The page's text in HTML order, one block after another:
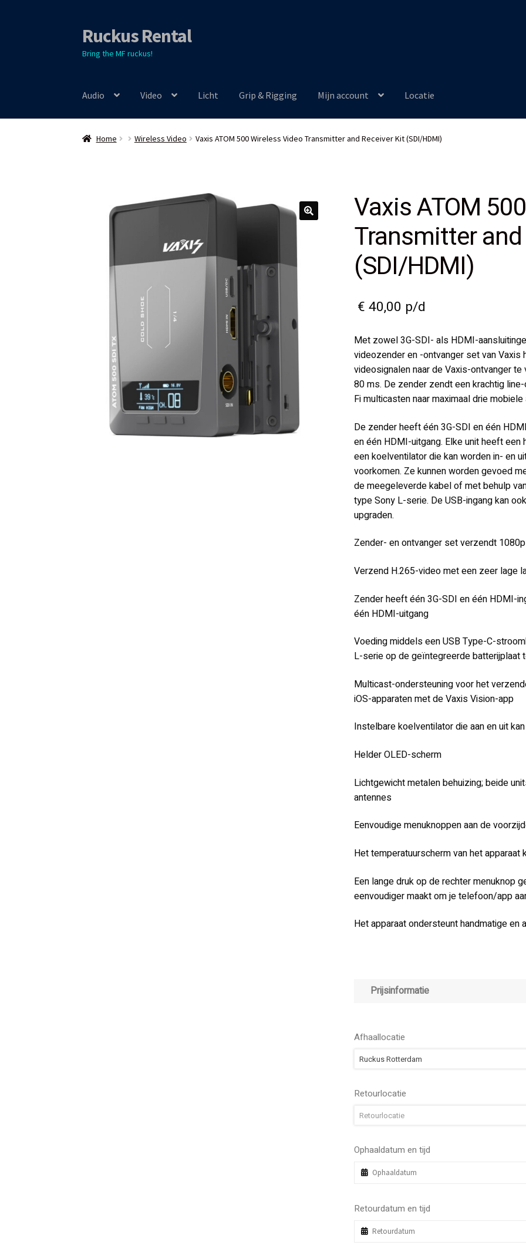
Skip
to
navigation
Skip
to
content
Ruckus Rental
Bring the MF ruckus!
Audio Video Licht Grip & Rigging Mijn account Locatie
Home Wireless Video Vaxis ATOM 500 Wireless Video Transmitter and Receiver Kit (SDI/HDMI)
Vaxis ATOM
Transmitter
(SDI/HDMI)
€ 40,00 p/d
Met zowel 3G-SDI- als HDMI-
videozender en -ontvanger set van
videosignalen naar de Vaxis-ontvanger
80 ms. De zender zendt een krachtig
Fi multicasten naar maximaal drie mobiele
De zender heeft één 3G-SDI en één
en één HDMI-uitgang. Elke unit heeft
een koelventilator die kan worden in- en
voorkomen. Ze kunnen worden gevoed
de meegeleverde kabel of met behulp
type Sony L-serie. De USB-ingang kan
upgraden.
Zender- en ontvanger set verzendt
Verzend H.265-video met een zeer lage
Zender heeft één 3G-SDI en één HDMI-
één HDMI-uitgang
Voeding middels een USB Type-C-
L-serie op de geïntegreerde batterijplaat
Multicast-ondersteuning voor het
iOS-apparaten met de Vaxis Vision-app
Instelbare koelventilator die aan en uit
Helder OLED-scherm
Lichtgewicht metalen behuizing; beide
antennes
Eenvoudige menuknoppen aan de
Het temperatuurscherm van het
Een lange druk op de rechter menuknop
eenvoudiger maakt om je telefoon/app
Het apparaat ondersteunt handmatige en
Prijsinformatie
Afhaallocatie
Ruckus Rotterdam
Retourlocatie
Retourlocatie
Ophaaldatum en tijd
Retourdatum en tijd